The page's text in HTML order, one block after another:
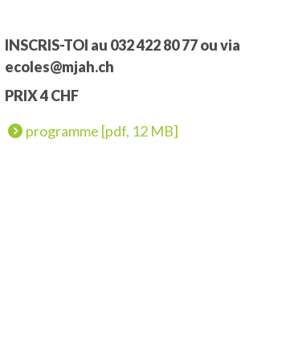
INSCRIS-TOI au 032 422 80 77 ou via
ecoles@mjah.ch
PRIX 4 CHF
programme [pdf, 12 MB]